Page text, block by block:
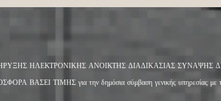
ΗΛΕΚΤΡΟΝΙΚΗΣ ΑΝΟΙΚΤΗΣ ΔΙΑΔΙΚΑΣΙΑΣ
ΤΙΜΗΣ για την δημόσια σύμβαση γενικής υπηρεσίας